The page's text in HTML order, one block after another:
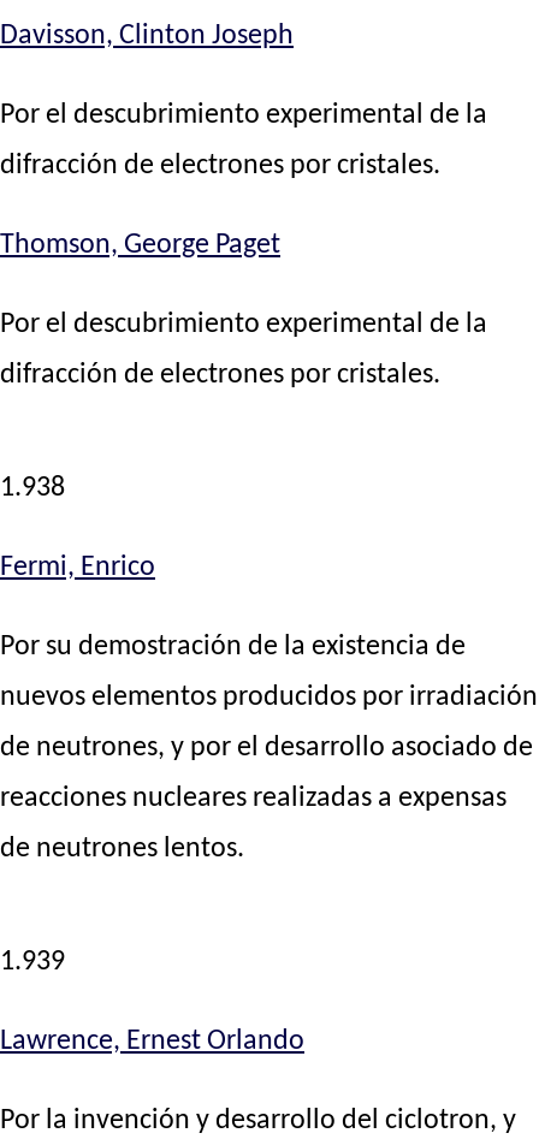
Davisson, Clinton Joseph
Por el descubrimiento experimental de la
difracción de electrones por cristales.
Thomson, George Paget
Por el descubrimiento experimental de la
difracción de electrones por cristales.
1.938
Fermi, Enrico
Por su demostración de la existencia de
nuevos elementos producidos por irradiación
de neutrones, y por el desarrollo asociado de
reacciones nucleares realizadas a expensas
de neutrones lentos.
1.939
Lawrence, Ernest Orlando
Por la invención y desarrollo del ciclotron, y